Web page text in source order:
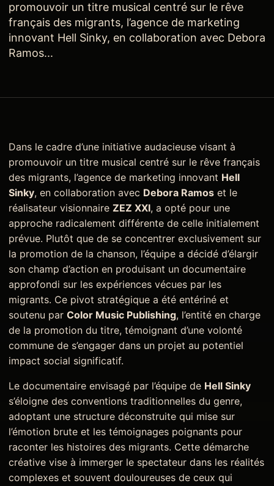
promouvoir un titre musical centré sur le rêve
français des migrants, l’agence de marketing
innovant Hell Sinky, en collaboration avec Debora
Ramos...
Dans le cadre d’une initiative audacieuse visant à
promouvoir un titre musical centré sur le rêve français
des migrants, l’agence de marketing innovant Hell
Sinky, en collaboration avec Debora Ramos et le
réalisateur visionnaire ZEZ XXI, a opté pour une
approche radicalement différente de celle initialement
prévue. Plutôt que de se concentrer exclusivement sur
la promotion de la chanson, l’équipe a décidé d’élargir
son champ d’action en produisant un documentaire
approfondi sur les expériences vécues par les
migrants. Ce pivot stratégique a été entériné et
soutenu par Color Music Publishing, l’entité en charge
de la promotion du titre, témoignant d’une volonté
commune de s’engager dans un projet au potentiel
impact social significatif.
Le documentaire envisagé par l’équipe de Hell Sinky
s’éloigne des conventions traditionnelles du genre,
adoptant une structure déconstruite qui mise sur
l’émotion brute et les témoignages poignants pour
raconter les histoires des migrants. Cette démarche
créative vise à immerger le spectateur dans les réalités
complexes et souvent douloureuses de ceux qui